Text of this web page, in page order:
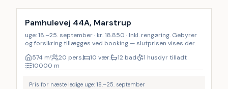
Pamhulevej 44A, Marstrup
uge: 18.–25. september · kr. 18.850 · Inkl. rengøring. Gebyrer
og forsikring tillægges ved booking — slutprisen vises der.
574 m² 20 pers. 10 vær. 12 bad
1 husdyr tilladt
10000 m
Pris for næste ledige uge: 18.–25. september